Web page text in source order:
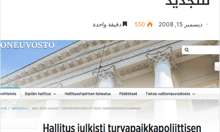
ديسمبر 15, 2008 550 دقيقة واحدة